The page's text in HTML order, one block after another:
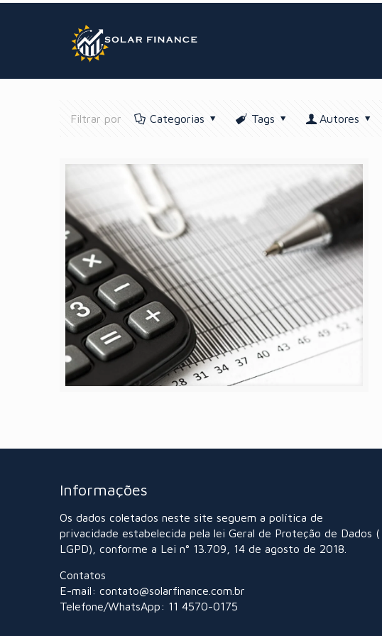
Filtrar por Categorias Tags Autores
Informações
Os dados coletados neste site seguem a política de
privacidade estabelecida pela lei Geral de Proteção de Dados (
LGPD), conforme a Lei n° 13.709, 14 de agosto de 2018.
Contatos
E-mail: contato@solarfinance.com.br
Telefone/WhatsApp: 11 4570-0175